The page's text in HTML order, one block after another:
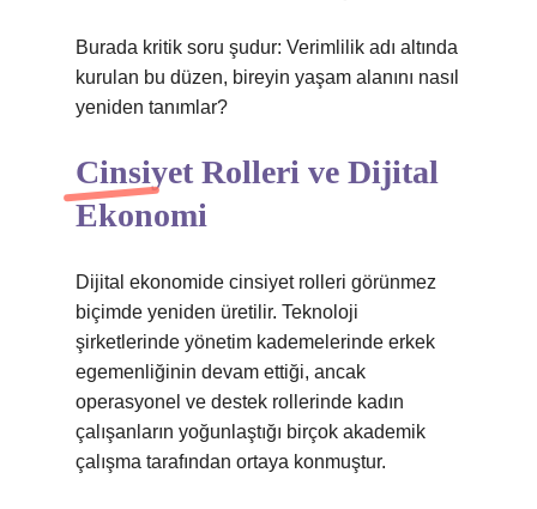
Burada kritik soru şudur: Verimlilik adı altında
kurulan bu düzen, bireyin yaşam alanını nasıl
yeniden tanımlar?
Cinsiyet Rolleri ve Dijital
Ekonomi
Dijital ekonomide cinsiyet rolleri görünmez
biçimde yeniden üretilir. Teknoloji
şirketlerinde yönetim kademelerinde erkek
egemenliğinin devam ettiği, ancak
operasyonel ve destek rollerinde kadın
çalışanların yoğunlaştığı birçok akademik
çalışma tarafından ortaya konmuştur.